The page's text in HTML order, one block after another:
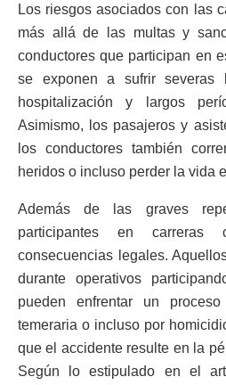
Los riesgos asociados con las
más allá de las multas y
conductores que participan en
se exponen a sufrir severas
hospitalización y largos
Asimismo, los pasajeros y
los conductores también
heridos o incluso perder la vida
Además de las graves
participantes en carreras
consecuencias legales.
durante operativos
pueden enfrentar un
temeraria o incluso por
que el accidente resulte en la
Según lo estipulado en el